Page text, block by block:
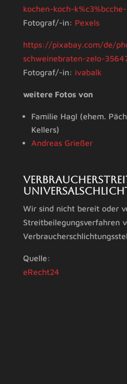
kochen-koch-
Fotograf/-in: Pexels
https://pixabay.com/de/
schweinebraten-zelo-
Fotograf/-in: ivabalk
weitere Fotos von
Familie Hagl (ehem.
Kellers)
Andreas Grießer
Wir sind nicht bereit oder
Streitbeilegungsverfahren
Quelle:
eRecht24